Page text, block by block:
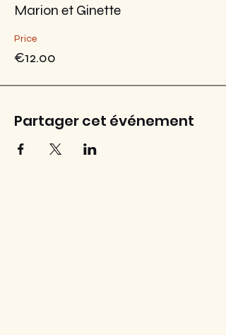
Marion et Ginette
Price
€12.00
Partager cet événement